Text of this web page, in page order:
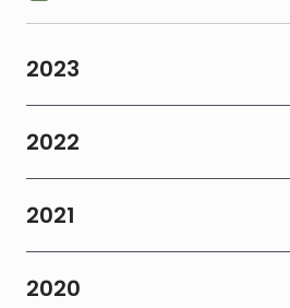
2023
2022
2021
2020